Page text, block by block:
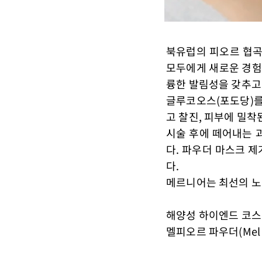
북유럽의 피오르 협
모두에게 새로운 경
륭한 발림성을 갖추
글루코오스(포도당)
고 찰진, 피부에 밀착
시술 후에 떼어내는
다. 파우더 마스크
다.
메르니어는 최선의
해양성 하이엔드 코
멜피오르 파우더